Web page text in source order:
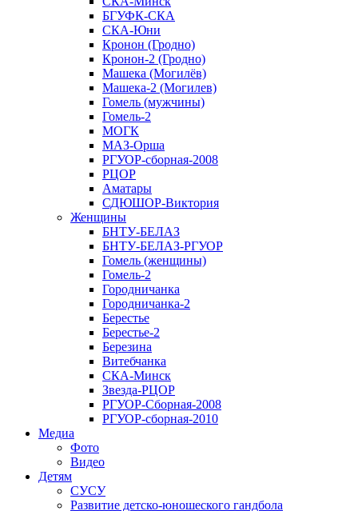
БГУФК-СКА
СКА-Юни
Кронон (Гродно)
Кронон-2 (Гродно)
Машека (Могилёв)
Машека-2 (Могилев)
Гомель (мужчины)
Гомель-2
МОГК
МАЗ-Орша
РГУОР-сборная-2008
РЦОР
Аматары
СДЮШОР-Виктория
Женщины
БНТУ-БЕЛАЗ
БНТУ-БЕЛАЗ-РГУОР
Гомель (женщины)
Гомель-2
Городничанка
Городничанка-2
Берестье
Берестье-2
Березина
Витебчанка
СКА-Минск
Звезда-РЦОР
РГУОР-Сборная-2008
РГУОР-сборная-2010
Медиа
Фото
Видео
Детям
СУСУ
Развитие детско-юношеского гандбола